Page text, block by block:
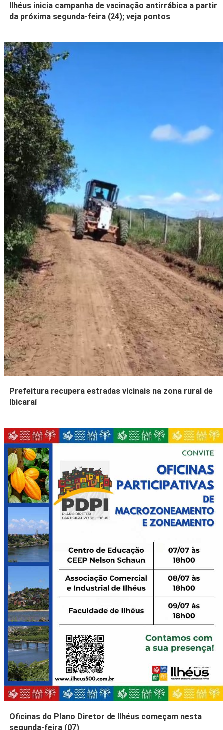
Ilhéus inicia campanha de vacinação antirrábica a partir
da próxima segunda-feira (24); veja pontos
Prefeitura recupera estradas vicinais na zona rural de
Ibicaraí
Oficinas do Plano Diretor de Ilhéus começam nesta
segunda-feira (07)